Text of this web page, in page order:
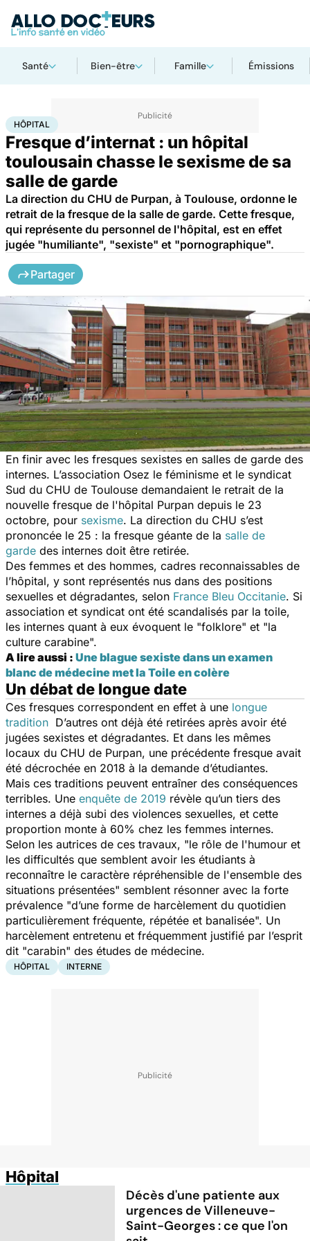
Santé Bien-être Famille Émissions
AccueilSanté
HÔPITAL
Fresque d’internat : un hôpital
toulousain chasse le sexisme de sa
salle de garde
La direction du CHU de Purpan, à Toulouse, ordonne le
retrait de la fresque de la salle de garde. Cette fresque,
qui représente du personnel de l'hôpital, est en effet
jugée "humiliante", "sexiste" et "pornographique".
Partager
En finir avec les fresques sexistes en salles de garde des
internes. L’association Osez le féminisme et le syndicat
Sud du CHU de Toulouse demandaient le retrait de la
nouvelle fresque de l'hôpital Purpan depuis le 23
octobre, pour sexisme. La direction du CHU s’est
prononcée le 25 : la fresque géante de la salle de
garde des internes doit être retirée.
Des femmes et des hommes, cadres reconnaissables de
l’hôpital, y sont représentés nus dans des positions
sexuelles et dégradantes, selon France Bleu Occitanie. Si
association et syndicat ont été scandalisés par la toile,
les internes quant à eux évoquent le "folklore" et "la
culture carabine".
A lire aussi : Une blague sexiste dans un examen
blanc de médecine met la Toile en colère
Un débat de longue date
Ces fresques correspondent en effet à une longue
tradition D’autres ont déjà été retirées après avoir été
jugées sexistes et dégradantes. Et dans les mêmes
locaux du CHU de Purpan, une précédente fresque avait
été décrochée en 2018 à la demande d’étudiantes.
Mais ces traditions peuvent entraîner des conséquences
terribles. Une enquête de 2019 révèle qu’un tiers des
internes a déjà subi des violences sexuelles, et cette
proportion monte à 60% chez les femmes internes.
Selon les autrices de ces travaux, "le rôle de l'humour et
les difficultés que semblent avoir les étudiants à
reconnaître le caractère répréhensible de l'ensemble des
situations présentées" semblent résonner avec la forte
prévalence "d’une forme de harcèlement du quotidien
particulièrement fréquente, répétée et banalisée". Un
harcèlement entretenu et fréquemment justifié par l’esprit
dit "carabin" des études de médecine.
HÔPITAL INTERNE
Hôpital
Décès d'une patiente aux
urgences de Villeneuve-
Saint-Georges : ce que l'on